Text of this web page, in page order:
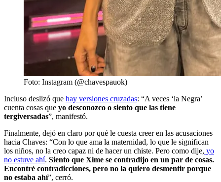
Foto: Instagram (@chavespauok)
Incluso deslizó que hay versiones cruzadas: “A veces ‘la Negra’
cuenta cosas que yo desconozco o siento que las tiene
tergiversadas”, manifestó.
Finalmente, dejó en claro por qué le cuesta creer en las acusaciones
hacia Chaves: “Con lo que ama la maternidad, lo que le significan
los niños, no la creo capaz ni de hacer un chiste. Pero como dije, yo
no estuve ahí. Siento que Xime se contradijo en un par de cosas.
Encontré contradicciones, pero no la quiero desmentir porque
no estaba ahí”, cerró.